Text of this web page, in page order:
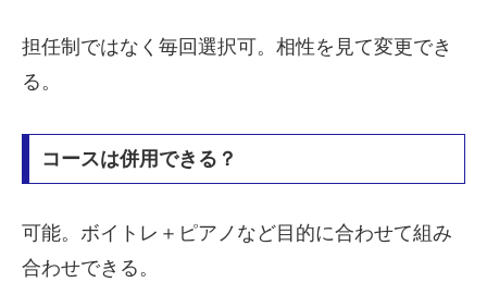
担任制ではなく毎回選択可。相性を見て変更でき
る。
コースは併用できる？
可能。ボイトレ＋ピアノなど目的に合わせて組み
合わせできる。